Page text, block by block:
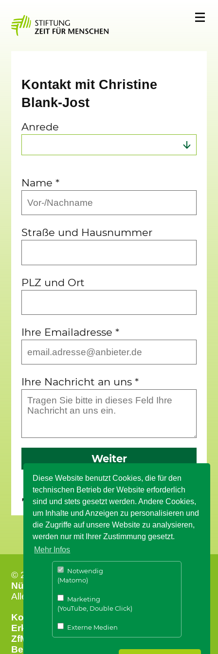
Diese Website benutzt Cookies, die für den
technischen Betrieb der Website erforderlich
sind und stets gesetzt werden. Andere Cookies,
um Inhalte und Anzeigen zu personalisieren und
die Zugriffe auf unsere Website zu analysieren,
werden nur mit Ihrer Zustimmung gesetzt.
Mehr Infos
Notwendig
(Matomo)
Marketing
(YouTube, Double Click)
Externe Medien
Kontakt mit Christine
Blank-Jost
Anrede
Name*
Straße und Hausnummer
PLZ und Ort
Ihre Emailadresse*
Ihre Nachricht an uns*
Weiter
Seite übersetzen
© 2026 Stiftung ZEIT FÜR MENSCHEN
Nürtingen
Alle Rechte vorbehalten.
Kontakt
Erklärung zur Barrierefreiheit
ZfM
Datenschutz｜Datenschutz für
Bewerber